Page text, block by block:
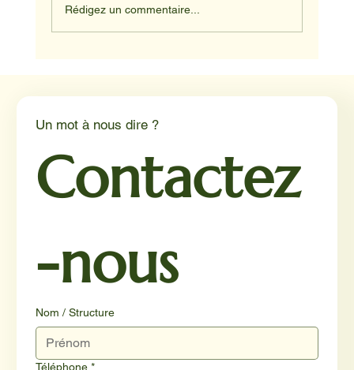
Rédigez un commentaire...
Un mot à nous dire ?
Contactez
-nous
Nom / Structure
Téléphone *